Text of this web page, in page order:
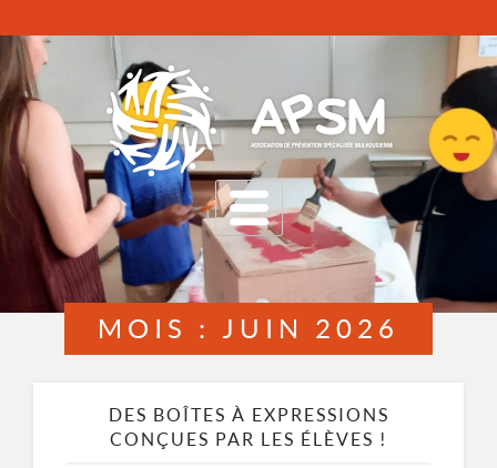
MENU
MOIS : JUIN 2026
DES BOÎTES À EXPRESSIONS
CONÇUES PAR LES ÉLÈVES !